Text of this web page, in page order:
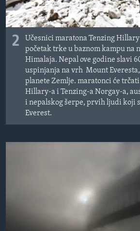
2
Učesnici maratona Tenzing
početak trke u baznom kampu na
Himalaja. Nepal ove godine slavi
uspinjanja na vrh Mount
planete Zemlje. maratonci će
Hillary-a i Tenzing-a Norgay-a,
i nepalskog šerpe, prvih ljudi koji
Everest.